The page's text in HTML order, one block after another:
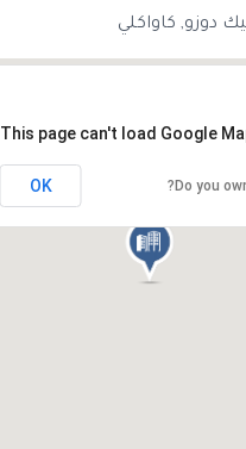
دوزو, كاواكلي
This page can't load Google
Do you
OK